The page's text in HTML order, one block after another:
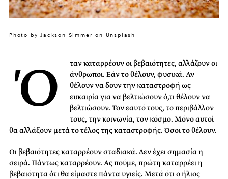
Photo by Jackson Simmer on Unsplash
Ό
ταν καταρρέουν οι βεβαιότητες, αλλάζουν οι
άνθρωποι. Εάν το θέλουν, φυσικά. Αν
θέλουν να δουν την καταστροφή ως
ευκαιρία για να βελτιώσουν ό,τι θέλουν να
βελτιώσουν. Τον εαυτό τους, το περιβάλλον
τους, την κοινωνία, τον κόσμο. Μόνο αυτοί
θα αλλάξουν μετά το τέλος της καταστροφής. Όσοι το θέλουν.
Οι βεβαιότητες καταρρέουν σταδιακά. Δεν έχει σημασία η
σειρά. Πάντως καταρρέουν. Ας πούμε, πρώτη καταρρέει η
βεβαιότητα ότι θα είμαστε πάντα υγιείς. Μετά ότι ο ήλιος